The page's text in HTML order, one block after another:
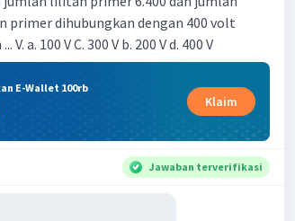
primer dihubungkan dengan 400 volt
a. 100 V C. 300 V b. 200 V d. 400 V
E-Wallet 100rb
Klaim
Jawaban terverifikasi